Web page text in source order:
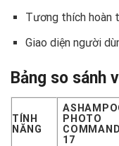
Tương thích hoàn
Giao diện người
Bảng so sánh
TÍNH
NĂNG
PHOTO
17